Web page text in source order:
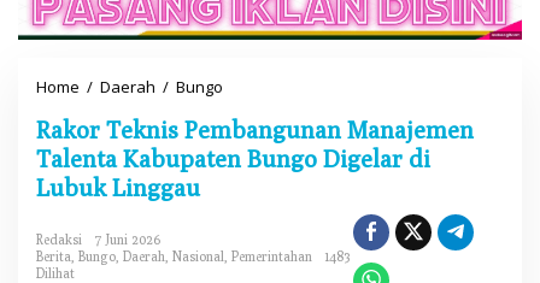
Home / Daerah / Bungo
k
o
r
n
Rakor Teknis Pembangunan Manajemen
Talenta Kabupaten Bungo Digelar di
Lubuk Linggau
Redaksi
7 Juni 2026
Berita Bungo Daerah Nasional Pemerintahan
1483
Dilihat